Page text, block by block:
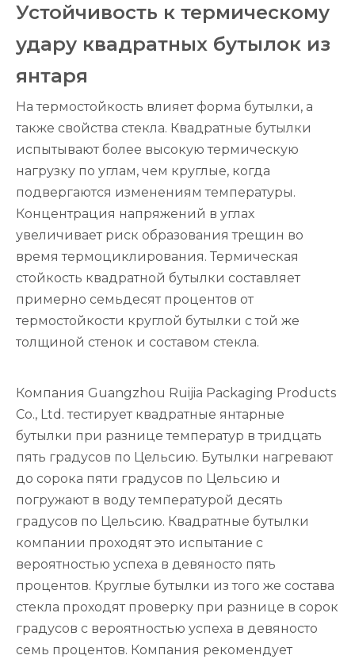
Устойчивость к термическому
удару квадратных бутылок из
янтаря
На термостойкость влияет форма бутылки, а
также свойства стекла. Квадратные бутылки
испытывают более высокую термическую
нагрузку по углам, чем круглые, когда
подвергаются изменениям температуры.
Концентрация напряжений в углах
увеличивает риск образования трещин во
время термоциклирования. Термическая
стойкость квадратной бутылки составляет
примерно семьдесят процентов от
термостойкости круглой бутылки с той же
толщиной стенок и составом стекла.
Компания Guangzhou Ruijia Packaging Products
Co., Ltd. тестирует квадратные янтарные
бутылки при разнице температур в тридцать
пять градусов по Цельсию. Бутылки нагревают
до сорока пяти градусов по Цельсию и
погружают в воду температурой десять
градусов по Цельсию. Квадратные бутылки
компании проходят это испытание с
вероятностью успеха в девяносто пять
процентов. Круглые бутылки из того же состава
стекла проходят проверку при разнице в сорок
градусов с вероятностью успеха в девяносто
семь процентов. Компания рекомендует